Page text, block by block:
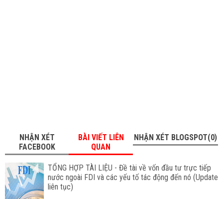
NHẬN XÉT
FACEBOOK
BÀI VIẾT LIÊN
QUAN
NHẬN XÉT BLOGSPOT(0)
TỔNG HỢP TÀI LIỆU - Đề tài về vốn đầu tư trực tiếp
nước ngoài FDI và các yếu tố tác động đến nó (Update
liên tục)